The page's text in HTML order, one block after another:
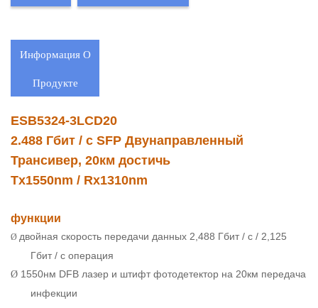
Информация О
Продукте
ESB5324-3LCD20
2.488 Гбит / с SFP Двунаправленный
Трансивер, 20км достичь
Tx1550nm / Rx1310nm
функции
Ø двойная скорость передачи данных 2,488 Гбит / с / 2,125
Гбит / с операция
Ø 1550нм DFB лазер и штифт фотодетектор на 20км передача
инфекции